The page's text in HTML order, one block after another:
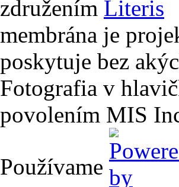
združením Literis
membrána je
poskytuje bez
Fotografia v
povolením MIS
Používame